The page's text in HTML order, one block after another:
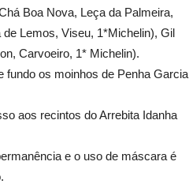
Boa Nova, Leça da Palmeira,
Lemos, Viseu, 1*Michelin), Gil
Carvoeiro, 1* Michelin).
fundo os moinhos de Penha Garcia
aos recintos do Arrebita Idanha
e o uso de máscara é